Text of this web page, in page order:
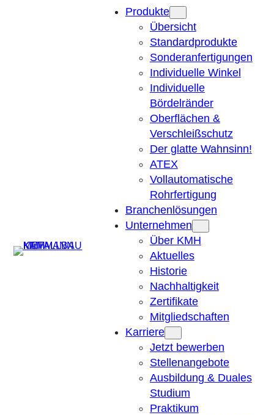
Produkte
Übersicht
Standardprodukte
Sonderanfertigungen
Individuelle Winkel
Individuelle
Bördelränder
Oberflächen &
Verschleißschutz
Der glatte Wahnsinn!
ATEX
Vollautomatische
Rohrfertigung
Branchenlösungen
Unternehmen
Über KMH
Aktuelles
Historie
Nachhaltigkeit
Zertifikate
Mitgliedschaften
Karriere
Jetzt bewerben
Stellenangebote
Ausbildung & Duales
Studium
Praktikum